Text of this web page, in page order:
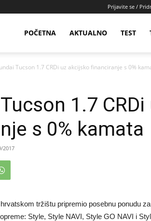
Prijavite se /
POČETNA AKTUALNO TEST
Tucson 1.7 CRDi uz akcijsko financiranje s 0%
1.7
s 0% kamata
2017
tržištu pripremio posebnu ponudu
Style, Style NAVI, Style GO NAVI i